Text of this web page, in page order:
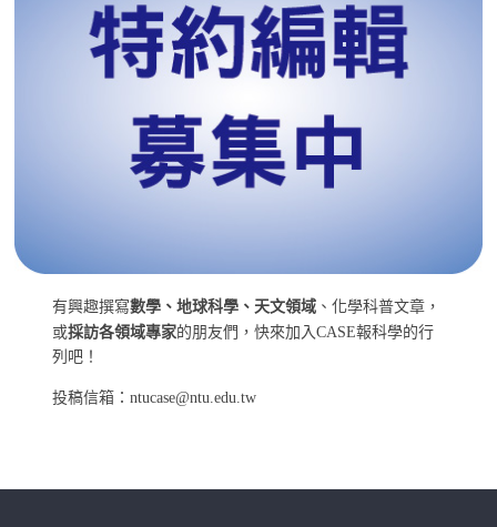
有興趣撰寫數學、地球科學、天文領域 、化學科普文章，
或採訪各領域專家的朋友們，快來加入CASE報科學的行
列吧！
投稿信箱：ntucase@ntu.edu.tw